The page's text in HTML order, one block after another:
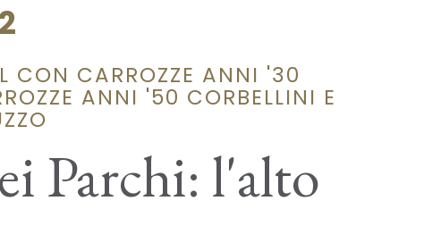
CON CARROZZE ANNI '30
ANNI '50 CORBELLINI E
Parchi: l'alto